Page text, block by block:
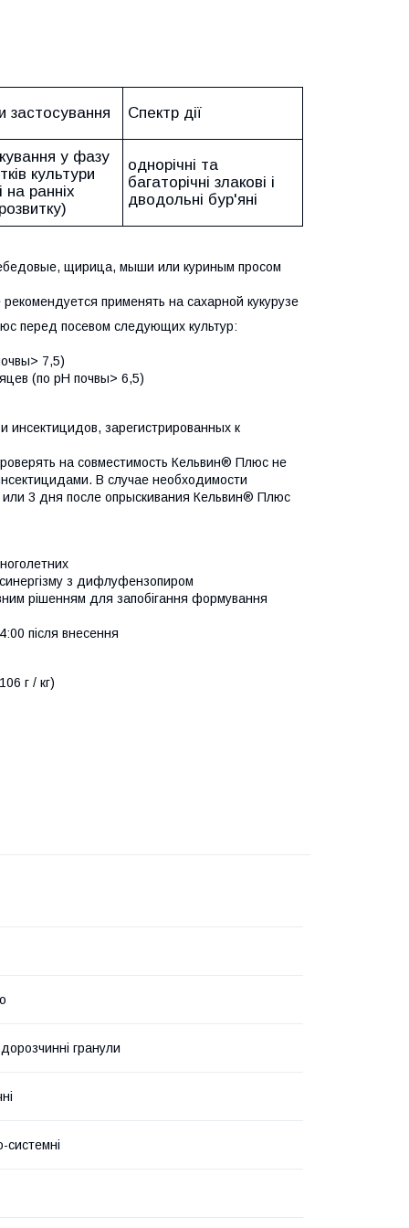
застосування Спектр дії
у фазу
культури
на ранніх
однорічні та
багаторічні злакові і
дводольні бур'яні
щирица, мыши или куриным просом
применять на сахарной кукурузе
перед посевом следующих культур:
7,5)
(по pH почвы> 6,5)
инсектицидов, зарегистрированных к
на совместимость Кельвин® Плюс не
В случае необходимости
3 дня после опрыскивания Кельвин® Плюс
з дифлуфензопиром
рішенням для запобігання формування
після внесення
г / кг)
гранули
системні